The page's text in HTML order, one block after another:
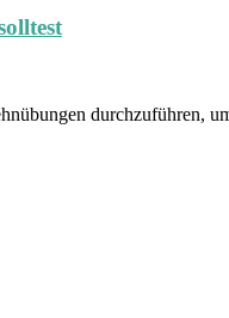
durchzuführen,